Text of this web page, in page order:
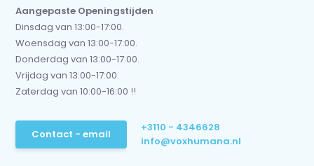
Aangepaste Openingstijden
Dinsdag van 13:00-17:00.
Woensdag van 13:00-17:00.
Donderdag van 13:00-17:00.
Vrijdag van 13:00-17:00.
Zaterdag van 10:00-16:00 !!
Contact - email
+3110 - 4346628
info@voxhumana.nl